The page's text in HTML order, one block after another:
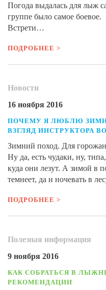
Погода выдалась для лыж
группе было самое боевое.
Встрети…
ПОДРОБНЕЕ >
Новости
16 ноября 2016
ПОЧЕМУ Я ЛЮБЛЮ
ВЗГЛЯД ИНСТРУКТОРА
Зимний поход. Для
Ну да, есть чудаки, ну,
куда они лезут. А зимой в
темнеет, да и ночевать в
ПОДРОБНЕЕ >
Полезная информация
9 ноября 2016
КАК СОБРАТЬСЯ В
РЕКОМЕНДАЦИИ